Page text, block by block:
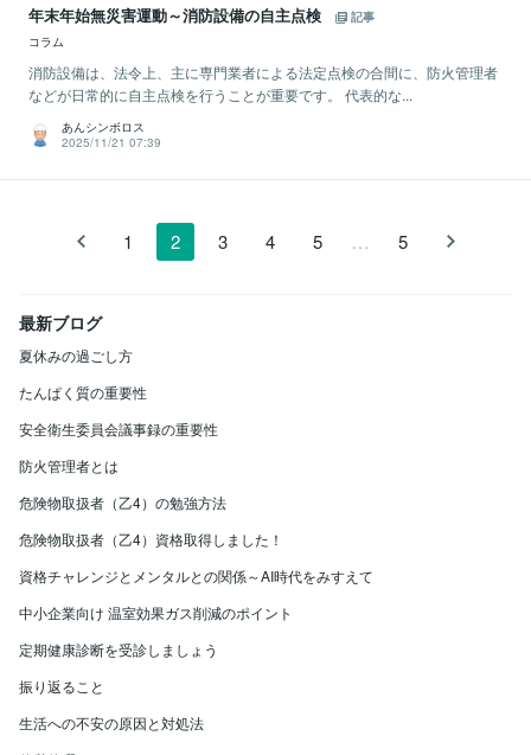
年末年始無災害運動～消防設備の自主点検
記事
コラム
消防設備は、法令上、主に専門業者による法定点検の合間に、防火管理者
などが日常的に自主点検を行うことが重要です。 代表的な...
あんシンボロス
2025/11/21 07:39
1 2 3 4 5 … 5
最新ブログ
夏休みの過ごし方
たんぱく質の重要性
安全衛生委員会議事録の重要性
防火管理者とは
危険物取扱者（乙4）の勉強方法
危険物取扱者（乙4）資格取得しました！
資格チャレンジとメンタルとの関係～AI時代をみすえて
中小企業向け 温室効果ガス削減のポイント
定期健康診断を受診しましょう
振り返ること
生活への不安の原因と対処法